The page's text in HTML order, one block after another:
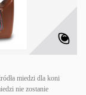
miedzi dla koni
nie zostanie